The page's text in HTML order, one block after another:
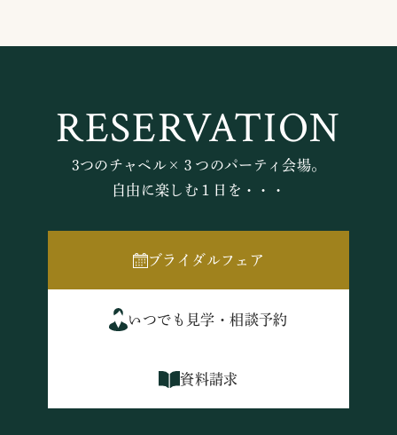
RESERVATION
3つのチャペル×３つのパーティ会場。
自由に楽しむ１日を・・・
ブライダルフェア
いつでも見学・相談予約
資料請求